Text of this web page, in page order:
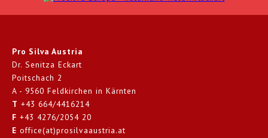
Pro Silva Austria
Dr. Senitza Eckart
Poitschach 2
A - 9560 Feldkirchen in Kärnten
T +43 664/4416214
F +43 4276/2054 20
E office(at)prosilvaaustria.at